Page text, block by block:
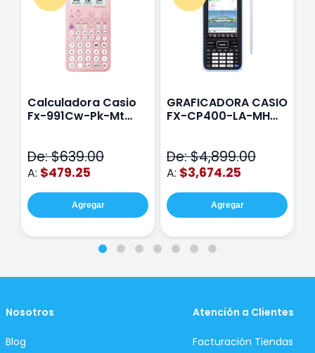
Calculadora Casio
Fx-991Cw-Pk-Mt
De: $639.00
A: $479.25
Agregar
GRAFICADORA CASIO
FX-CP400-LA-MH
De: $4,899.00
A: $3,674.25
Agregar
Nosotros
Blog
Atención a Clientes
Facturación Tiendas